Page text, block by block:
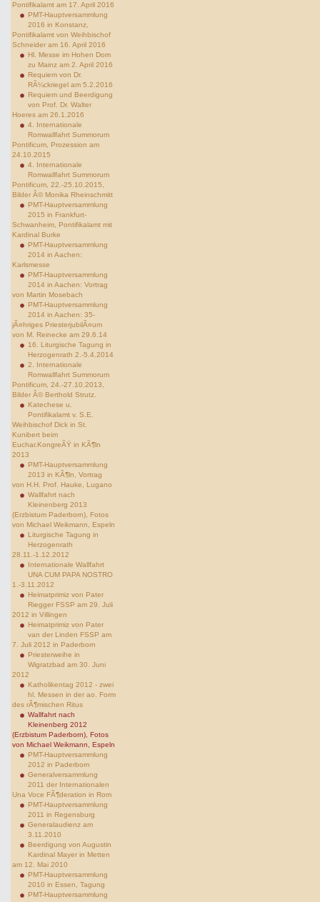
Pontifikalamt am 17. April 2016
PMT-Hauptversammlung
2016 in Konstanz,
Pontifikalamt von Weihbischof
Schneider am 16. April 2016
Hl. Messe im Hohen Dom
zu Mainz am 2. April 2016
Requiem von Dr.
RÃ¼ckriegel am 5.2.2016
Requiem und Beerdigung
von Prof. Dr. Walter
Hoeres am 26.1.2016
4. Internationale
Romwallfahrt Summorum
Pontificum, Prozession am
24.10.2015
4. Internationale
Romwallfahrt Summorum
Pontificum, 22.-25.10.2015,
Bilder Â© Monika Rheinschmitt
PMT-Hauptversammlung
2015 in Frankfurt-
Schwanheim, Pontifikalamt mit
Kardinal Burke
PMT-Hauptversammlung
2014 in Aachen:
Karlsmesse
PMT-Hauptversammlung
2014 in Aachen: Vortrag
von Martin Mosebach
PMT-Hauptversammlung
2014 in Aachen: 35-
jÃ¤hriges PriesterjubilÃ¤um
von M. Reinecke am 29.6.14
16. Liturgische Tagung in
Herzogenrath 2.-5.4.2014
2. Internationale
Romwallfahrt Summorum
Pontificum, 24.-27.10.2013,
Bilder Â© Berthold Strutz.
Katechese u.
Pontifikalamt v. S.E.
Weihbischof Dick in St.
Kunibert beim
Euchar.KongreÃŸ in KÃ¶ln
2013
PMT-Hauptversammlung
2013 in KÃ¶ln, Vortrag
von H.H. Prof. Hauke, Lugano
Wallfahrt nach
Kleinenberg 2013
(Erzbistum Paderborn), Fotos
von Michael Weikmann, Espeln
Liturgische Tagung in
Herzogenrath
28.11.-1.12.2012
Internationale Wallfahrt
UNA CUM PAPA NOSTRO
1.-3.11.2012
Heimatprimiz von Pater
Riegger FSSP am 29. Juli
2012 in Villingen
Heimatprimiz von Pater
van der Linden FSSP am
7. Juli 2012 in Paderborn
Priesterweihe in
Wigratzbad am 30. Juni
2012
Katholikentag 2012 - zwei
hl. Messen in der ao. Form
des rÃ¶mischen Ritus
Wallfahrt nach
Kleinenberg 2012
(Erzbistum Paderborn), Fotos
von Michael Weikmann, Espeln
PMT-Hauptversammlung
2012 in Paderborn
Generalversammlung
2011 der Internationalen
Una Voce FÃ¶deration in Rom
PMT-Hauptversammlung
2011 in Regensburg
Generalaudienz am
3.11.2010
Beerdigung von Augustin
Kardinal Mayer in Metten
am 12. Mai 2010
PMT-Hauptversammlung
2010 in Essen, Tagung
PMT-Hauptversammlung